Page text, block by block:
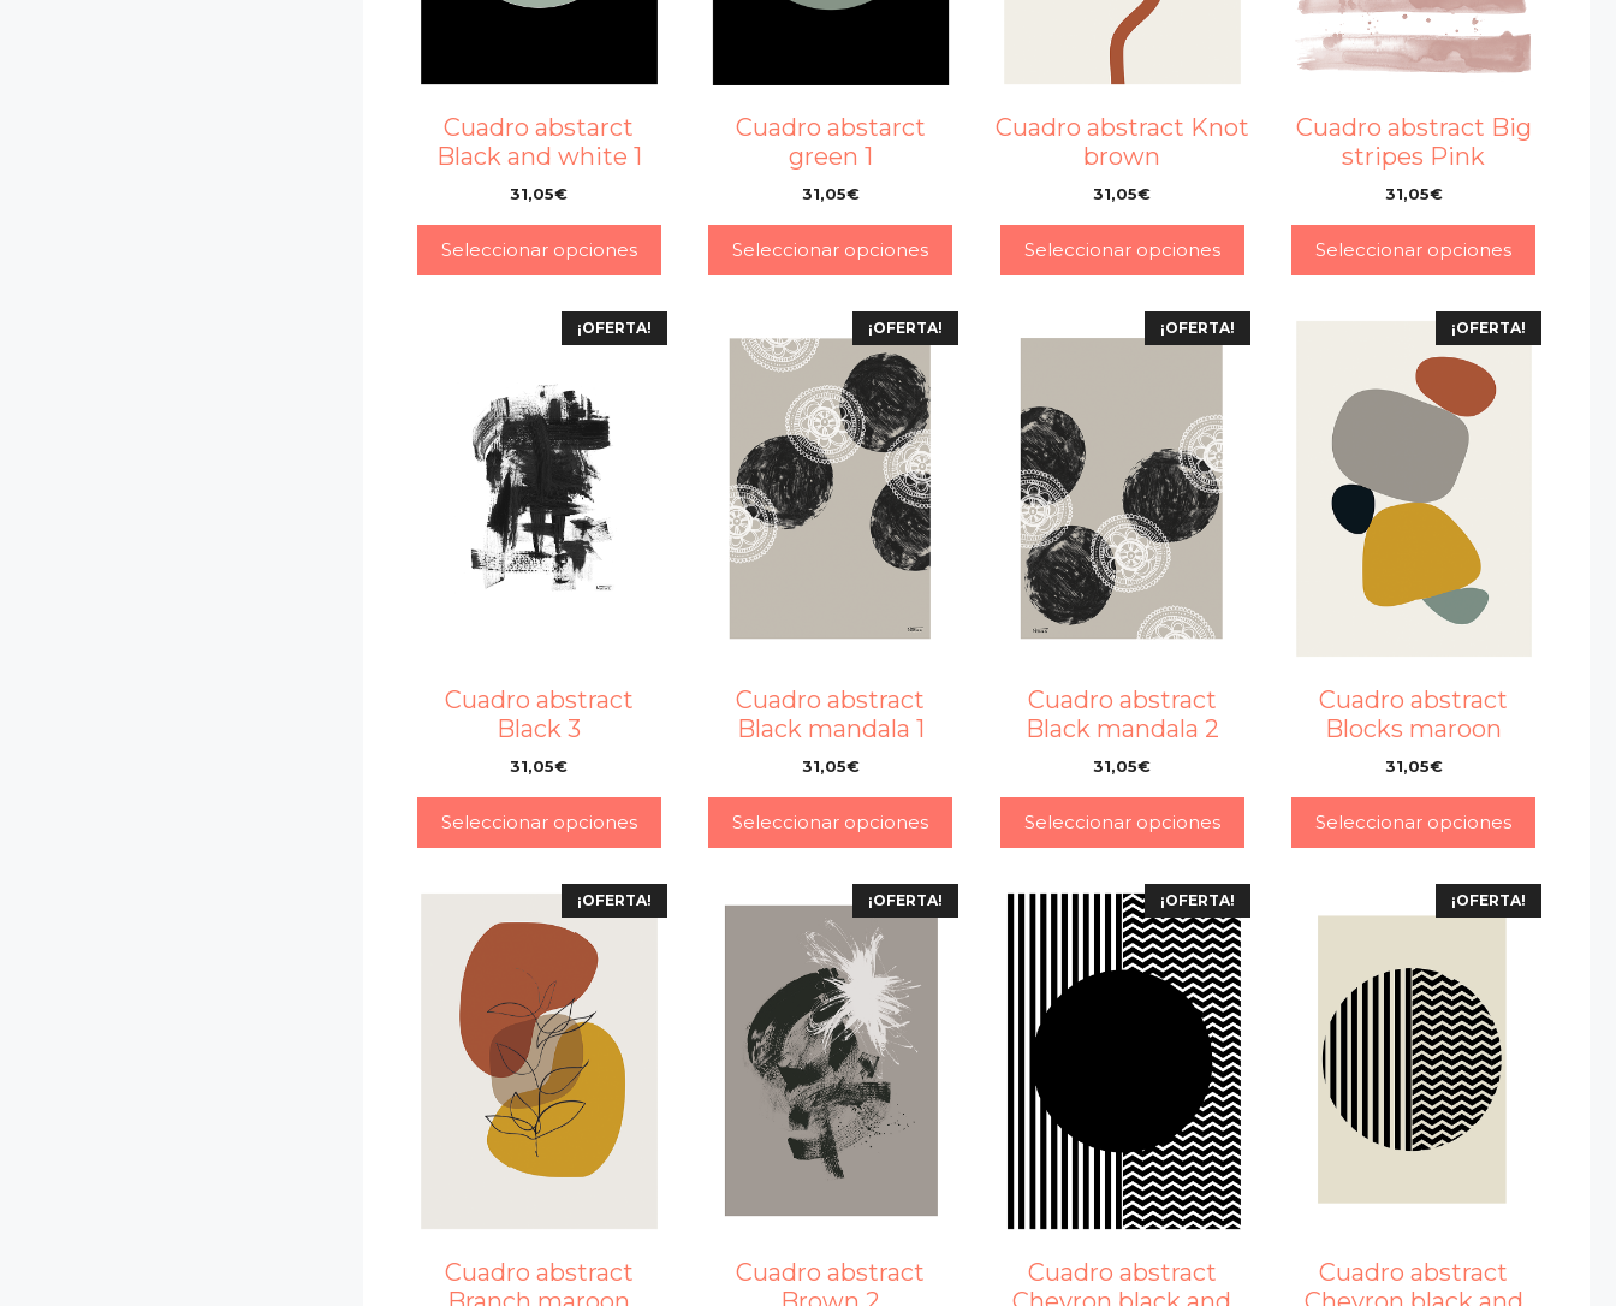
Cuadro abstarct
Black and white 1
31,05€
Seleccionar opciones
Cuadro abstarct
green 1
31,05€
Seleccionar opciones
Cuadro abstract Knot
brown
31,05€
Seleccionar opciones
Cuadro abstract Big
stripes Pink
31,05€
Seleccionar opciones
¡OFERTA!
Cuadro abstract
Black 3
31,05€
Seleccionar opciones
¡OFERTA!
Cuadro abstract
Black mandala 1
31,05€
Seleccionar opciones
¡OFERTA!
Cuadro abstract
Black mandala 2
31,05€
Seleccionar opciones
¡OFERTA!
Cuadro abstract
Blocks maroon
31,05€
Seleccionar opciones
¡OFERTA!
Cuadro abstract
¡OFERTA!
Cuadro abstract
¡OFERTA!
Cuadro abstract
¡OFERTA!
Cuadro abstract